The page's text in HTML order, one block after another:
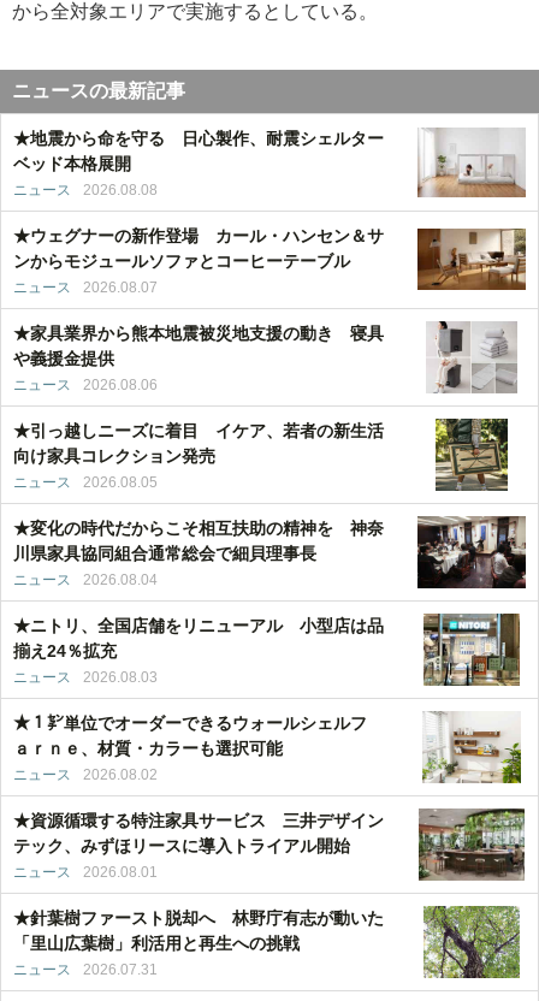
から全対象エリアで実施するとしている。
ニュースの最新記事
★地震から命を守る 日心製作、耐震シェルター
ベッド本格展開
ニュース 2026.08.08
★ウェグナーの新作登場 カール・ハンセン＆サ
ンからモジュールソファとコーヒーテーブル
ニュース 2026.08.07
★家具業界から熊本地震被災地支援の動き 寝具
や義援金提供
ニュース 2026.08.06
★引っ越しニーズに着目 イケア、若者の新生活
向け家具コレクション発売
ニュース 2026.08.05
★変化の時代だからこそ相互扶助の精神を 神奈
川県家具協同組合通常総会で細貝理事長
ニュース 2026.08.04
★ニトリ、全国店舗をリニューアル 小型店は品
揃え24％拡充
ニュース 2026.08.03
★１㌢単位でオーダーできるウォールシェルフ
ａｒｎｅ、材質・カラーも選択可能
ニュース 2026.08.02
★資源循環する特注家具サービス 三井デザイン
テック、みずほリースに導入トライアル開始
ニュース 2026.08.01
★針葉樹ファースト脱却へ 林野庁有志が動いた
「里山広葉樹」利活用と再生への挑戦
ニュース 2026.07.31